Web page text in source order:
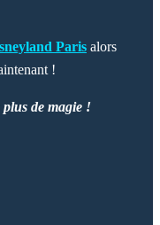
Paris alors
!
de magie !